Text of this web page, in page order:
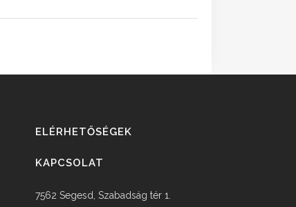
ELÉRHETŐSÉGEK
KAPCSOLAT
7562 Segesd, Szabadság tér 1.